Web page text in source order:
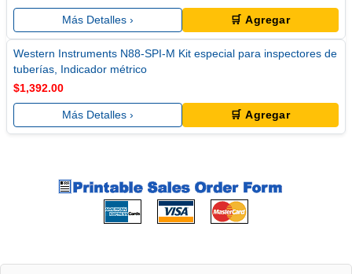
Más Detalles › 🛒 Agregar
Western Instruments N88-SPI-M Kit especial para inspectores de
tuberías, Indicador métrico
$1,392.00
Más Detalles › 🛒 Agregar